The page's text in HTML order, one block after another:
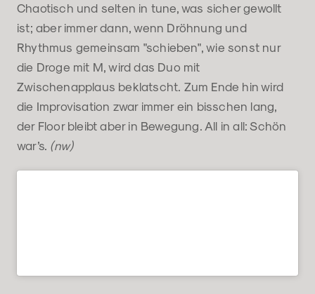
Chaotisch und selten in tune, was sicher gewollt
ist; aber immer dann, wenn Dröhnung und
Rhythmus gemeinsam "schieben", wie sonst nur
die Droge mit M, wird das Duo mit
Zwischenapplaus beklatscht. Zum Ende hin wird
die Improvisation zwar immer ein bisschen lang,
der Floor bleibt aber in Bewegung. All in all: Schön
war’s. (nw)